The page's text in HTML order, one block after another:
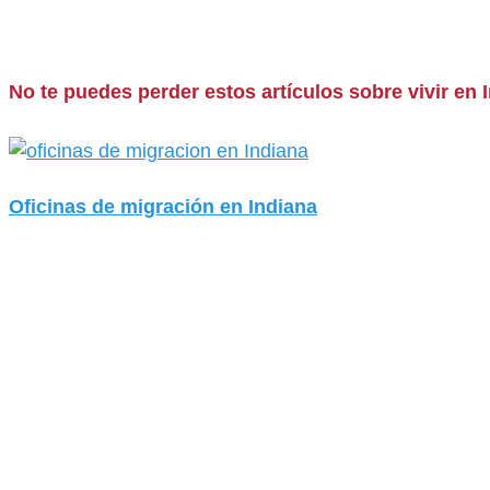
No te puedes perder estos artículos sobre vivir en
Oficinas de migración en Indiana